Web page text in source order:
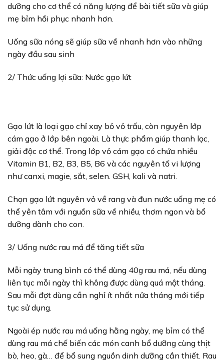
dưỡng cho cơ thể có năng lượng để bài tiết sữa và giúp
mẹ bỉm hồi phục nhanh hơn.
Uống sữa nóng sẽ giúp sữa về nhanh hơn vào những
ngày đầu sau sinh
2/ Thức uống lợi sữa: Nước gạo lứt
Gạo lứt là loại gạo chỉ xay bỏ vỏ trấu, còn nguyên lớp
cám gạo ở lớp bên ngoài. Là thực phẩm giúp thanh lọc,
giải độc cơ thể. Trong lớp vỏ cám gạo có chứa nhiều
Vitamin B1, B2, B3, B5, B6 và các nguyên tố vi lượng
như canxi, magie, sắt, selen. GSH, kali và natri.
Chọn gạo lứt nguyên vỏ về rang và đun nước uống mẹ có
thể yên tâm với nguồn sữa về nhiều, thơm ngon và bổ
dưỡng dành cho con.
3/ Uống nước rau má để tăng tiết sữa
Mỗi ngày trung bình có thể dùng 40g rau má, nếu dùng
liên tục mỗi ngày thì không được dùng quá một tháng.
Sau mỗi đợt dùng cần nghỉ ít nhất nửa tháng mới tiếp
tục sử dụng.
Ngoài ép nước rau má uống hằng ngày, mẹ bỉm có thể
dùng rau má chế biến các món canh bổ dưỡng cùng thịt
bò, heo, gà… để bổ sung nguồn dinh dưỡng cần thiết. Rau